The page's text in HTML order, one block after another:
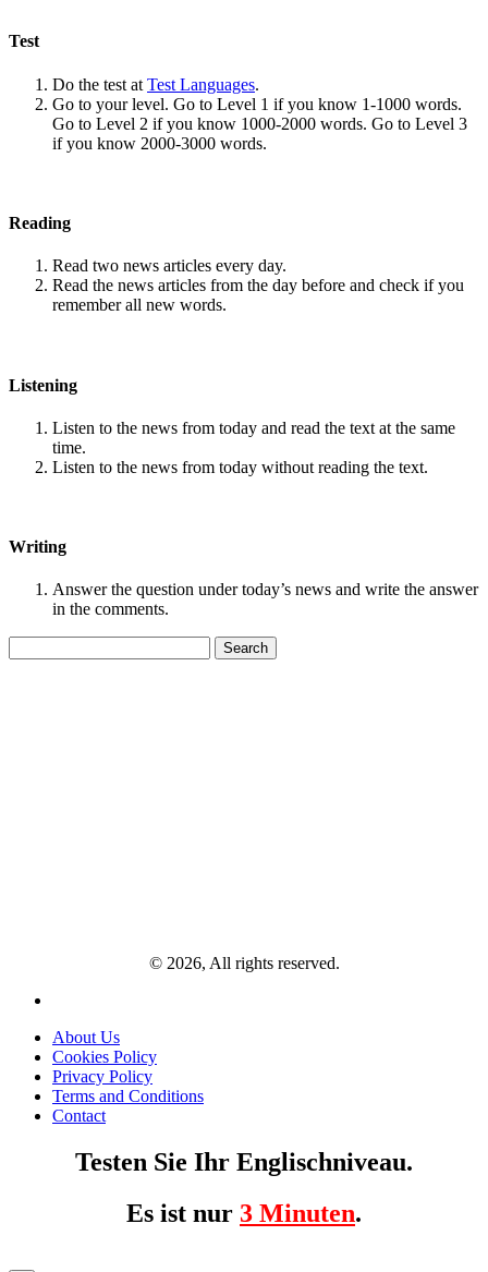
Test
Do the test at Test Languages.
Go to your level. Go to Level 1 if you know 1-1000 words.
Go to Level 2 if you know 1000-2000 words. Go to Level 3
if you know 2000-3000 words.
Reading
Read two news articles every day.
Read the news articles from the day before and check if you
remember all new words.
Listening
Listen to the news from today and read the text at the same
time.
Listen to the news from today without reading the text.
Writing
Answer the question under today’s news and write the answer
in the comments.
for:
© 2026, All rights reserved.
About Us
Cookies Policy
Privacy Policy
Terms and Conditions
Contact
Testen Sie Ihr Englischniveau.
Es ist nur 3 Minuten.